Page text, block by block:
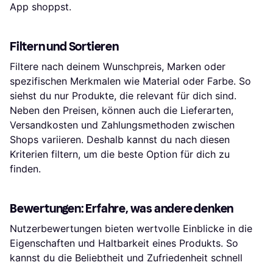
App shoppst.
Filtern und Sortieren
Filtere nach deinem Wunschpreis, Marken oder
spezifischen Merkmalen wie Material oder Farbe. So
siehst du nur Produkte, die relevant für dich sind.
Neben den Preisen, können auch die Lieferarten,
Versandkosten und Zahlungsmethoden zwischen
Shops variieren. Deshalb kannst du nach diesen
Kriterien filtern, um die beste Option für dich zu
finden.
Bewertungen: Erfahre, was andere denken
Nutzerbewertungen bieten wertvolle Einblicke in die
Eigenschaften und Haltbarkeit eines Produkts. So
kannst du die Beliebtheit und Zufriedenheit schnell